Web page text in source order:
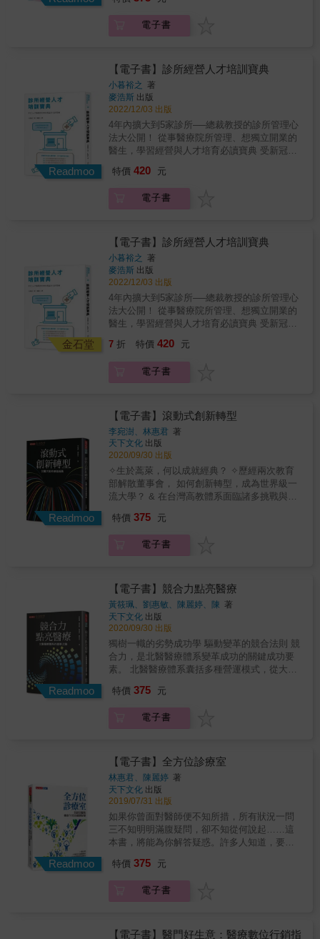
大學理工科系和醫學院的學術資源，培育出一
流的醫工人才，多年來台大醫工部也為臨床的
獻。——吳明賢．台大醫院院長 期待透過本書
的出版，讓醫工人的專業被更多人看見；也期
許政府能重視醫工師為國家重要人才資產的一
部分，國家證照制度能早日納入醫工師，讓台
灣的醫儀管理機制與國際接軌，往前邁進。
——賴健文．中華民國生物醫學工程學會理事
長醫工師，如同醫療與精密機器的調和者，當
第一線醫護工作者肩負起搶救生命、與死神拔
河的艱困任務之際，這群無聲付出的人在大大
小小事件中不曾缺席，更是醫護人員與病人生
括：●照顧醫院內數千台醫儀設備的「生病老
戰醫院、緊急醫療屋，即時調整病房規劃、強
化防疫措施●發揮創新精神，研發出改善臨床流
程的醫療設備●是醫院採購醫療設備的守門人，
從評估、交貨到驗收都少不了他們●參與先進貴
重醫儀設備的建置與運轉●當資源不足時，還得
身兼醫工、工務和總務，大小事都難不倒●甚至
還遠赴海外友邦，面對停水停電、疾病威脅和
動盪不安的政局，安裝維修儀器並打造國家級
醫院 本書記錄下這些充滿熱情與使命感的醫工
創新的精采故事，希望能讓更多人看見他們沉
默身影背後的拚搏、汗水與喜悅。或許他們只
一環，更是守護你我健康的堅實力量。
史紀錄，更因此成為全台首創的「大學×醫院×
片土地然是一片荒蕪的山丘。雙和醫院如何從
紛擾，外界難免對其有所疑慮，尤其是財務
面，更是最可能在申請過程中受到質疑的一
點。但是，北醫以投資銀行思維、高鐵BOT範
例，撰寫財務計畫，並且附上幾大金融機構表
達將積極參與計畫的意向書，用穩健卻有創意
的內容，說服評審。而這，只是其中一項，北
醫準備了七大本投標說明書展現完整規劃，堪
稱經典。★抱持非贏不可的決心2003年12月11
日上午，當時的衛生署邀請四個投標團隊到署
結束後，會場螢幕突然播放一張北醫財報——
那是一份過期的資料，但當下已經沒有時間解
擇是後者。★設定值得努力的目標早年，整個
雙和地區，官方設籍人口六十幾萬，加上地方
人士估計的外來居住人口二十萬，多達八十幾
萬居民，卻只有永和耕莘醫院這家規模不大的
醫院，醫療量能嚴重不足，民眾經常被迫過橋
到台北市就醫，相當不方便，醫療及健康權益
嚴重失衡，亟需在當地興建一家大型醫院……
★絕不輕言放棄面對一片荒煙蔓草，開始建設
前必須先做一回「愚公移山」的工作。問題
是，地面下埋藏的種種，地面上的土方、山坡
許許多多的挑戰，這場從1988年開始規劃的
終於塵埃落定。★勇於當責的韌性一般來說，
醫院急診室若看到相對複雜而難以處理的病
人，通常會將他們轉走。然而，想到雙和醫院
當初設立的宗旨，「再複雜棘手的病人，除非
再不轉走就會死在你手上，否則都要收治！」
當年，就是這般義無反顧，否則就失去雙和醫
院在中永和地區存在的意義及價値。★強化醫
療專業腦中風、神經醫學、器官移植、腦部治
療、腎臟科……，雙和醫院持續精進醫療本
所適合的醫療保健模式或許也不盡相同，而當
醫療結合AI等科技，或許便有機會找出每個人
習慣，從精準預防、精準診斷，走向精準健康
的個人化精準醫療。★以病人為師，推動內部
創新病人和疾病朝夕相處，非常淸楚疾病對身
體的影響，也深知他們最需要哪些協助。因
此，如果能以病人為師，多了解他們的需求，
就有機會找出改善疾病的方法，不僅能夠幫到
這些病人，也有機會因此推動醫療進步。★規
劃創新方案配套，讓點子變種子北醫大雙和校
區的教研大樓及生醫大樓落成啟用後，高達兩
萬多坪的樓地板面積，不僅讓北醫大的室內空
間擴大一倍，更形成了全國唯一，結合醫學大
學、醫學中心、生醫產業「三位一體」的生醫
雙和生醫園區落成啟用，讓雙和醫院的腹地增
大；再加上，結合一校六院的資源，並協助鏈
結國際創投資金，讓產、學合作更為緊密。尤
其，北醫體系深切了解，醫學大學的老師除了
傳授知識，更要創造知識，並讓這些知識產生
價值，成為知識經濟，再把從中獲得的利潤回
饋到基礎研究及臨床醫療，創造更多新的知
軍突起、後發先至的關鍵成功心法，不僅可供
考，也可做為醫界與城市互惠共榮的經驗借
鑑。
電子書
Readmoo
【電子書】診所經營人才培訓寶典
小暮裕之 著
麥浩斯 出版
2022/12/03 出版
4年內擴大到5家診所──總裁教授的診所管理心
法大公開！ 從事醫療院所管理、想獨立開業的
醫生，學習經營與人才培育必讀寶典 受新冠疫
療、人工智能、家訪增加等等新形態診療模式
後發現，診所的營運需要的是具有領導能力的
者的問題。 人力資源開發的重點在於「對每一
位員工的信任」和「領導者自己的思維方
式」。 書中總結作者歸納得出的人力資源教育
理念，如何與實際下屬互動等等，以易於理解
的方式傳達教練方法，在診所診療營運現場能
即刻應用。 //精華心法搶先讀// &gt;&gt; 從
「老闆」到「領導」 隨著少子老齡化和新冠疫
情，醫療行業和客戶的需求正在發生變化，以
醫生為老闆的自上而下的結構已經不能滿足需
作為領導者自己思考和行動，而不是單獨思
考。它使組織成長。 &gt;&gt; 接受不同意見的
的想法和意見，每位工作人員都會開始思考
「如何改善診所」。創造彼此從未想過的更好
的想法和協同效應是領導者的角色，而不是A先
生的計劃和B先生的計劃之間的妥協。 &gt;&gt;
員工成長的四個階段 員工在人力資源開發過程
中所經歷的過程是（1）了解自己所屬的部門，
（2）被所屬部門了解，（3）了解和了解整個
①獨立的階段，②成為一個部門的領導者的階
需要明確我們的使命願景。如果您的使命願景
尚不明確，請從回顧過去開始。這是因為你現
在的想法和行為是基於過去的經驗。 &gt;&gt;
領導者應該學習什麼？ 「學習」意味著改變思
想、語言、習慣，從而改變個性和命運。思維
對於成功來說比能力和激情更重要，所以要學
習成功者的思維方式，養成&ldquo;根據使命思
考事情的習慣&rdquo;、時間管理和計劃。
&gt;&gt; 未來醫療行業的人力資源開發 新型冠
將推進醫療數字化，例如在醫療領域利用人工
智能，使患者更容易。未來的人力資源需要能
提取必要信息並為自己思考和行動的能力變得
更加重要。 &
特價 420 元
電子書
金石堂
【電子書】診所經營人才培訓寶典
小暮裕之 著
麥浩斯 出版
2022/12/03 出版
4年內擴大到5家診所──總裁教授的診所管理心
法大公開！ 從事醫療院所管理、想獨立開業的
醫生，學習經營與人才培育必讀寶典 受新冠疫
療、人工智能、家訪增加等等新形態診療模式
後發現，診所的營運需要的是具有領導能力的
者的問題。 人力資源開發的重點在於「對每一
位員工的信任」和「領導者自己的思維方
式」。 書中總結作者歸納得出的人力資源教育
理念，如何與實際下屬互動等等，以易於理解
的方式傳達教練方法，在診所診療營運現場能
即刻應用。 //精華心法搶先讀// &gt;&gt; 從
「老闆」到「領導」 隨著少子老齡化和新冠疫
情，醫療行業和客戶的需求正在發生變化，以
醫生為老闆的自上而下的結構已經不能滿足需
作為領導者自己思考和行動，而不是單獨思
考。它使組織成長。 &gt;&gt; 接受不同意見的
的想法和意見，每位工作人員都會開始思考
「如何改善診所」。創造彼此從未想過的更好
的想法和協同效應是領導者的角色，而不是A先
生的計劃和B先生的計劃之間的妥協。 &gt;&gt;
員工成長的四個階段 員工在人力資源開發過程
中所經歷的過程是（1）了解自己所屬的部門，
（2）被所屬部門了解，（3）了解和了解整個
①獨立的階段，②成為一個部門的領導者的階
需要明確我們的使命願景。如果您的使命願景
尚不明確，請從回顧過去開始。這是因為你現
在的想法和行為是基於過去的經驗。 &gt;&gt;
領導者應該學習什麼？ 「學習」意味著改變思
想、語言、習慣，從而改變個性和命運。思維
對於成功來說比能力和激情更重要，所以要學
習成功者的思維方式，養成&ldquo;根據使命思
&gt;&gt; 未來醫療行業的人力資源開發 新型冠
將推進醫療數字化，例如在醫療領域利用人工
智能，使患者更容易。未來的人力資源需要能
提取必要信息並為自己思考和行動的能力變得
7 折 特價 420 元
電子書
Readmoo
【電子書】滾動式創新轉型
李宛澍、林惠君 著
天下文化 出版
2020/09/30 出版
✧生於蒿萊，何以成就經典？ ✧歷經兩次教育
部解散董事會， 如何創新轉型，成為世界級一
流大學？ & 在台灣高教體系面臨諸多挑戰與眾
考、效法？ 在沒有公部門或私人財團資金挹注
資源、成就最大的可能？ 如果以人生為喻，生
鍵決策？ & 或許有人會說，北醫大體系的成
長，有其特殊時空背景，未來無法重現。確
實，包含北醫自身，如果一味因循，「成功者
的包袱」終將反噬。值得學習的，是活用北醫
轉型成功的關鍵思維，做為醫界、學界繼續前
瞻下一個新紀元的基礎。 & 本書以北醫大發展
歷史沿革為經，重大校務突破創新為緯，描述
北醫大學校與附屬醫院在醫學教育、醫療服務
走過六十年的心路歷程和實際經驗，從中窺見
在衡量自身資源後改革蛻變，承接時代的挑
戰，成為今日教學、研究、產學、醫療一體化
特價 375 元
電子書
Readmoo
【電子書】競合力點亮醫療
黃筱珮、劉惠敏、陳麗婷、陳 著
天下文化 出版
2020/09/30 出版
獨樹一幟的劣勢成功學 驅動變革的競合法則 競
合力，是北醫醫療體系變革成功的關鍵成功要
素。 北醫醫療體系囊括多種營運模式，從大學
&hellip;&hellip;，如何競爭？如何合作？ 北醫
境，早年因地理環境等因素，第一家附屬醫院
在制定策略時，需要從競爭者與互補者的角度
思考，強強可以對決，但有時彼此合作反倒是
更好的營運模式。北醫醫療體系以單一體系集
多種醫院經營模式之大成，六家附屬醫院存在
某種競爭關係，身為領導者必須思考如何制勝
而出，但又必須考量彼此合作的機會與模式，
在全台醫療體系中共同將市場做大，替自己製
造機會、掌握機會。 本書講述北醫如何善用競
合力成就自身的轉型變革之路，對單一醫療院
置身醫療生態系當中，如何避免陷入刀光劍
影、傷筋動骨的惡性競爭，進而在良性競爭下
特價 375 元
電子書
Readmoo
【電子書】全方位診療室
林惠君、陳麗婷 著
天下文化 出版
2019/07/31 出版
如果你曾面對醫師便不知所措，所有狀況一問
三不知明明滿腹疑問，卻不知從何說起……這
本書，將能為你解答疑惑。許多人知道，要做
療場域，卻總是犯糊塗？面對醫師與疾病，總
告誡所形成的迷思，例如：․退休後特別容易失
體軟骨比較好？想隆鼻，最好去韓國？․多汗症
特價 375 元
電子書
【電子書】醫門好生意：醫療數位行銷指